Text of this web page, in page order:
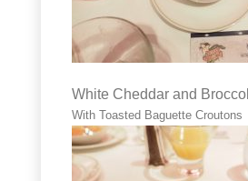
White Cheddar and
With Toasted Baguette Croutons